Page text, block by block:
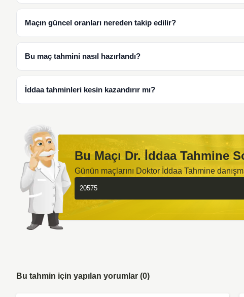
Maçın güncel oranları nereden takip edilir?
Bu maç tahmini nasıl hazırlandı?
İddaa tahminleri kesin kazandırır mı?
Bu Maçı Dr. İddaa Tahmine
Günün maçlarını Doktor İddaa Tahmine
Bu tahmin için yapılan yorumlar (0)